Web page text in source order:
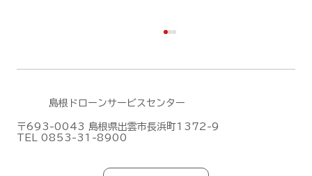
島根ドローンサービスセンター
〒693-0043 島根県出雲市長浜町1372-9
TEL 0853-31-8900